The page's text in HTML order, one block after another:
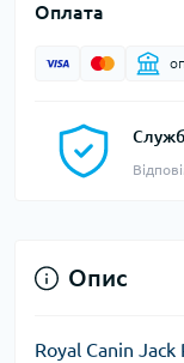
Оплата
Опис
Royal Canin